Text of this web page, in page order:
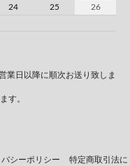
24 25
26
業日以降に順次お送り致しま
す。
バシーポリシー 特定商取引法に